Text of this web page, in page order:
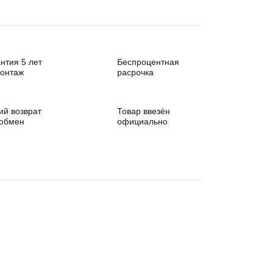
5 лет
Беспроцентная
расрочка
возврат
Товар ввезён
официально